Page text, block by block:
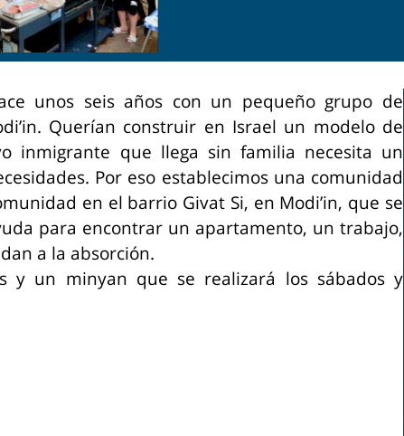
unos seis años con un pequeño grupo de
Querían construir en Israel un modelo de
inmigrante que llega sin familia necesita un
Por eso establecimos una comunidad
en el barrio Givat Si, en Modi’in, que se
para encontrar un apartamento, un trabajo,
a la absorción.
y un minyan que se realizará los sábados y